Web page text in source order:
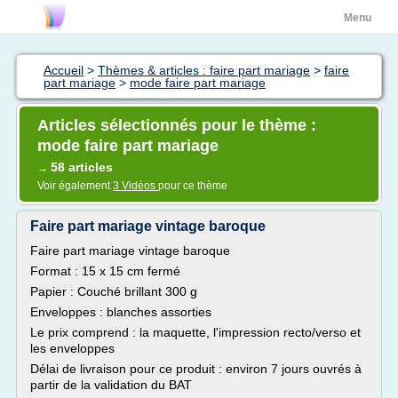
Menu
Accueil > Thèmes & articles : faire part mariage > faire
part mariage > mode faire part mariage
Articles sélectionnés pour le thème :
mode faire part mariage
→ 58 articles
Voir également3 Vidéos pour ce thème
Faire part mariage vintage baroque
Faire part mariage vintage baroque
Format : 15 x 15 cm fermé
Papier : Couché brillant 300 g
Enveloppes : blanches assorties
Le prix comprend : la maquette, l'impression recto/verso et
les enveloppes
Délai de livraison pour ce produit : environ 7 jours ouvrés à
partir de la validation du BAT